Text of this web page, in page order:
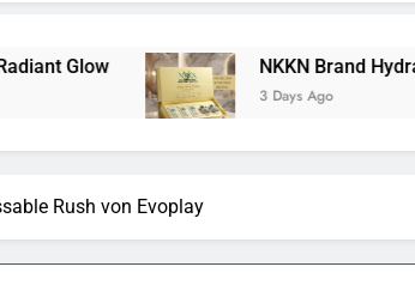
NKKN Brand Hydra Shine
3 Days Ago
Rush von Evoplay